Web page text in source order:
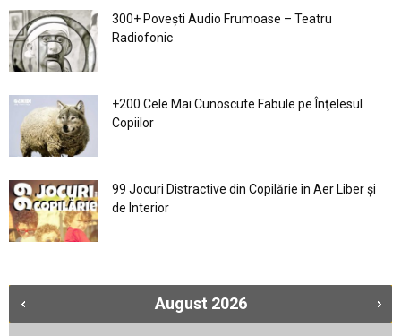
300+ Povești Audio Frumoase – Teatru
Radiofonic
+200 Cele Mai Cunoscute Fabule pe Înţelesul
Copiilor
99 Jocuri Distractive din Copilărie în Aer Liber şi
de Interior
August 2026